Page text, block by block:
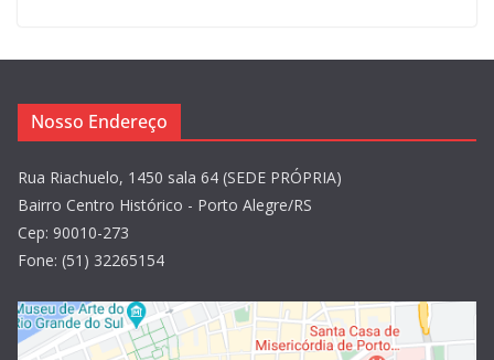
Nosso Endereço
Rua Riachuelo, 1450 sala 64 (SEDE PRÓPRIA)
Bairro Centro Histórico - Porto Alegre/RS
Cep: 90010-273
Fone: (51) 32265154